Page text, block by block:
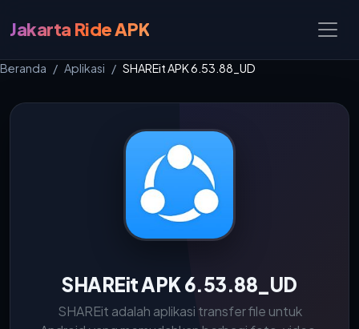
Jakarta Ride APK
Beranda Aplikasi SHAREit APK 6.53.88_UD
SHAREit APK 6.53.88_UD
SHAREit adalah aplikasi transfer file untuk